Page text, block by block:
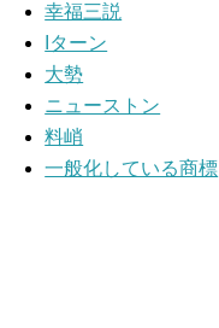
幸福三説
Iターン
大勢
ニューストン
料峭
一般化している商標